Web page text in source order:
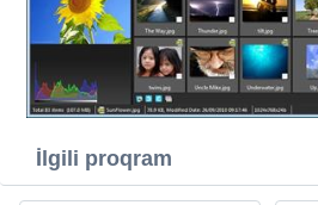
İlgili proqram